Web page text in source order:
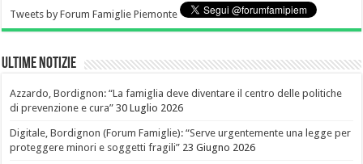
Tweets by Forum Famiglie Piemonte
Ultime notizie
Azzardo, Bordignon: “La famiglia deve diventare il centro delle politiche
di prevenzione e cura” 30 Luglio 2026
Digitale, Bordignon (Forum Famiglie): “Serve urgentemente una legge per
proteggere minori e soggetti fragili” 23 Giugno 2026